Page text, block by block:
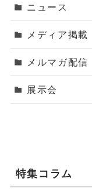
ニュース
メディア掲載
メルマガ配信
展示会
特集コラム